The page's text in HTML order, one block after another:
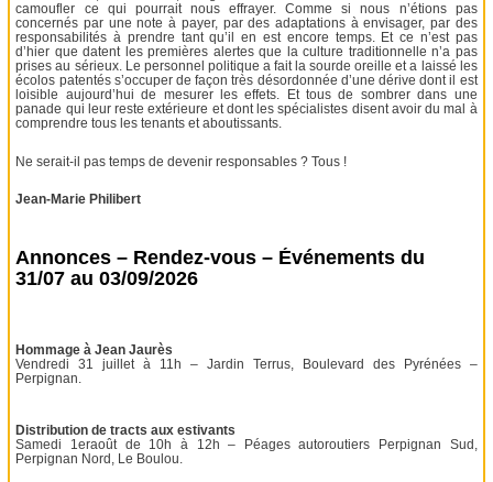
camoufler ce qui pourrait nous effrayer. Comme si nous n’étions pas
concernés par une note à payer, par des adaptations à envisager, par des
responsabilités à prendre tant qu’il en est encore temps. Et ce n’est pas
d’hier que datent les premières alertes que la culture traditionnelle n’a pas
prises au sérieux. Le personnel politique a fait la sourde oreille et a laissé les
écolos patentés s’occuper de façon très désordonnée d’une dérive dont il est
loisible aujourd’hui de mesurer les effets. Et tous de sombrer dans une
panade qui leur reste extérieure et dont les spécialistes disent avoir du mal à
comprendre tous les tenants et aboutissants.
Ne serait-il pas temps de devenir responsables ? Tous !
Jean-Marie Philibert
Annonces – Rendez-vous – Événements du
31/07 au 03/09/2026
Hommage à Jean Jaurès
Vendredi 31 juillet à 11h – Jardin Terrus, Boulevard des Pyrénées –
Perpignan.
Distribution de tracts aux estivants
Samedi 1eraoût de 10h à 12h – Péages autoroutiers Perpignan Sud,
Perpignan Nord, Le Boulou.